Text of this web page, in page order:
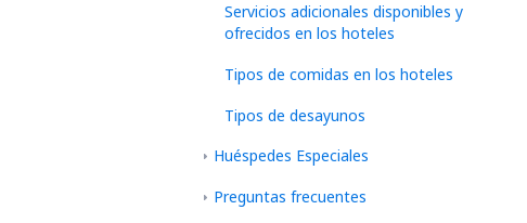
Servicios adicionales disponibles y
ofrecidos en los hoteles
Tipos de comidas en los hoteles
Tipos de desayunos
Huéspedes Especiales
Preguntas frecuentes